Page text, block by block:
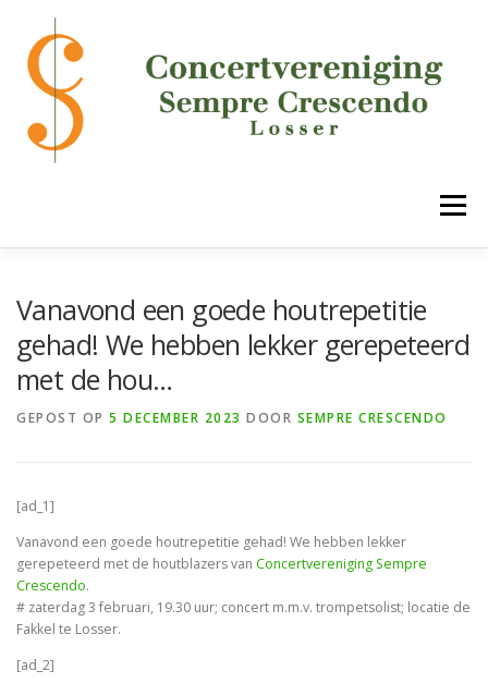
inhoud
Menu
AGENDA
Vanavond een goede houtrepetitie
gehad! We hebben lekker gerepeteerd
met de hou…
GEPOST OP 5 DECEMBER 2023 DOOR SEMPRE CRESCENDO
[ad_1]
Vanavond een goede houtrepetitie gehad! We hebben lekker
gerepeteerd met de houtblazers van Concertvereniging Sempre
Crescendo.
# zaterdag 3 februari, 19.30 uur; concert m.m.v. trompetsolist; locatie de
Fakkel te Losser.
[ad_2]